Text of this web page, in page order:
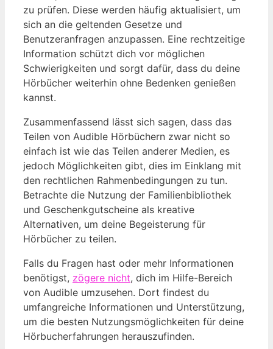
zu prüfen. Diese werden häufig aktualisiert, um
sich an die geltenden Gesetze und
Benutzeranfragen anzupassen. Eine rechtzeitige
Information schützt dich vor möglichen
Schwierigkeiten und sorgt dafür, dass du deine
Hörbücher weiterhin ohne Bedenken genießen
kannst.
Zusammenfassend lässt sich sagen, dass das
Teilen von Audible Hörbüchern zwar nicht so
einfach ist wie das Teilen anderer Medien, es
jedoch Möglichkeiten gibt, dies im Einklang mit
den rechtlichen Rahmenbedingungen zu tun.
Betrachte die Nutzung der Familienbibliothek
und Geschenkgutscheine als kreative
Alternativen, um deine Begeisterung für
Hörbücher zu teilen.
Falls du Fragen hast oder mehr Informationen
benötigst, zögere nicht, dich im Hilfe-Bereich
von Audible umzusehen. Dort findest du
umfangreiche Informationen und Unterstützung,
um die besten Nutzungsmöglichkeiten für deine
Hörbucherfahrungen herauszufinden.